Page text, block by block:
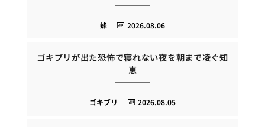
2026.08.06
蜂
ゴキブリが出た恐怖で寝れない夜を朝まで凌ぐ知
恵
2026.08.05
ゴキブリ